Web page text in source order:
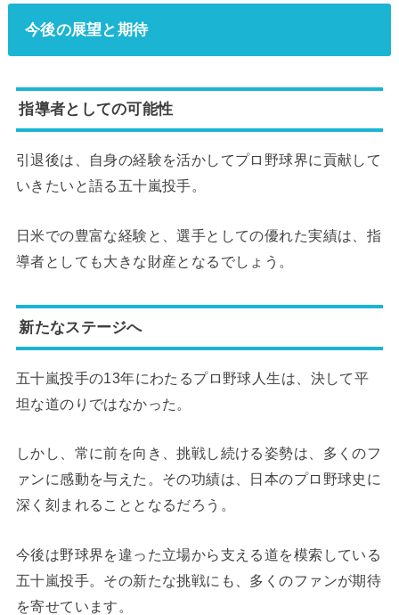
今後の展望と期待
指導者としての可能性
引退後は、自身の経験を活かしてプロ野球界に貢献して
いきたいと語る五十嵐投手。
日米での豊富な経験と、選手としての優れた実績は、指
導者としても大きな財産となるでしょう。
新たなステージへ
五十嵐投手の13年にわたるプロ野球人生は、決して平
坦な道のりではなかった。
しかし、常に前を向き、挑戦し続ける姿勢は、多くのフ
ァンに感動を与えた。その功績は、日本のプロ野球史に
深く刻まれることとなるだろう。
今後は野球界を違った立場から支える道を模索している
五十嵐投手。その新たな挑戦にも、多くのファンが期待
を寄せています。